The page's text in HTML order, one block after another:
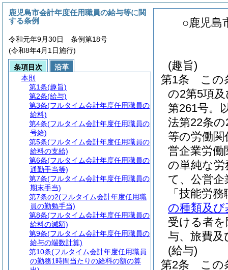
○鹿児島
(趣旨)
第1条
この
の2第5項
第261号。
法第22条
等の労働
営企業労働
の単純な
て、公営
「技能労
の種類及
受ける者
与、旅費
(給与)
第2条
この
鹿児島市会計年度任用職員の給与等に関
する条例
令和元年9月30日 条例第18号
(令和8年4月1日施行)
条項目次
沿革
本則
第1条(趣旨)
第2条(給与)
第3条(フルタイム会計年度任用職員の
給料)
第4条(フルタイム会計年度任用職員の
号給)
第5条(フルタイム会計年度任用職員の
給料の支給)
第6条(フルタイム会計年度任用職員の
通勤手当等)
第7条(フルタイム会計年度任用職員の
期末手当)
第7条の2(フルタイム会計年度任用職
員の勤勉手当)
第8条(フルタイム会計年度任用職員の
給料の減額)
第9条(フルタイム会計年度任用職員の
給与の端数計算)
第10条(フルタイム会計年度任用職員
の勤務1時間当たりの給料の額の算